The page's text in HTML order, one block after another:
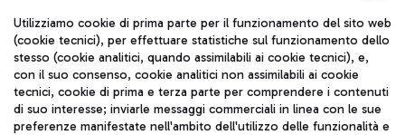
Seguici sui social
TRAVEL JOURNAL
Utilizziamo cookie di prima parte per il funzionamento del sito web
(cookie tecnici), per effettuare statistiche sul funzionamento dello
stesso (cookie analitici, quando assimilabili ai cookie tecnici), e,
con il suo consenso, cookie analitici non assimilabili ai cookie
tecnici, cookie di prima e terza parte per comprendere i contenuti
di suo interesse; inviarle messaggi commerciali in linea con le sue
preferenze manifestate nell'ambito dell'utilizzo delle funzionalità e